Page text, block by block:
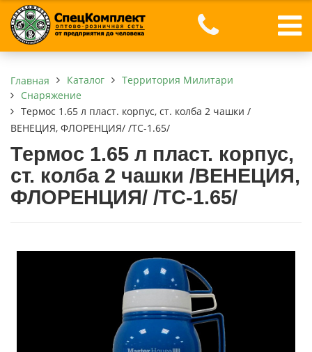
Главная Каталог
Территория Милитари
Снаряжение
Термос 1.65 л пласт. корпус, ст. колба 2 чашки /
ВЕНЕЦИЯ, ФЛОРЕНЦИЯ/ /ТС-1.65/
Термос 1.65 л пласт. корпус,
ст. колба 2 чашки /ВЕНЕЦИЯ,
ФЛОРЕНЦИЯ/ /ТС-1.65/